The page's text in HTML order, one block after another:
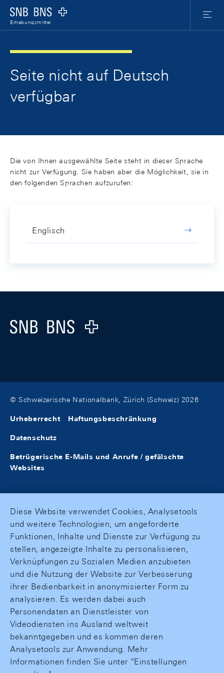
Logo
Erhebungsmittel
Menu
Seite nicht auf Deutsch
verfügbar
Die von Ihnen ausgewählte Seite steht in dieser Sprache
nicht zur Verfügung. Sie haben aber die Möglichkeit, sie in
den folgenden Sprachen aufzurufen:
Englisch
Logo
© Schweizerische Nationalbank, Zürich (Schweiz) 2026
Urheberrecht Haftungsbeschränkung
Datenschutz
Betrügerische E-Mails und Anrufe / gefälschte
Websites
Diese Website verwendet Cookies, Analysetools
und weitere Technologien, um angeforderte
Funktionen, Inhalte und Dienste zur Verfügung zu
stellen, angezeigte Inhalte zu personalisieren,
Verknüpfungen zu Sozialen Medien anzubieten
und die Nutzung der Website zur Verbesserung
ihrer Bedienbarkeit in anonymisierter Form zu
analysieren. Es werden dabei auch
Personendaten an Dienstleister von
Videodiensten ins Ausland weltweit
bekanntgegeben und es kommen deren
Analysetools zur Anwendung. Mehr
Informationen finden Sie unter "Einstellungen